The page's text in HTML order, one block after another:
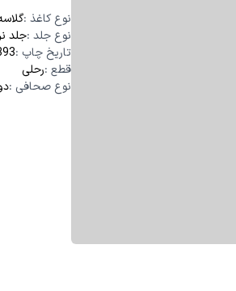
: نوع کاغذ گلاسه 70
: نوع جلد جلد
: تاریخ چاپ
: قطع رحلی
: نوع صحافی